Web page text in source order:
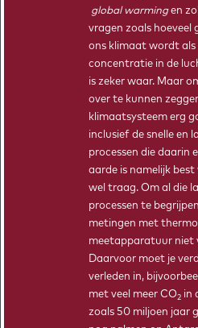
MICHIEL IN ’T ZANDT
Biologie, afgestudeerd in 2014
TIPPING POINT AHEAD IN DE
Bij Tipping Point Ahead horen
kennismaken met klimaatonderzoek,
global warmingen
vragen zoals hoeveel
ons klimaat wordt als
concentratie in de
is zeker waar. Maar
over te kunnen
klimaatsysteem erg
inclusief de snelle en
processen die daarin
aarde is namelijk
wel traag. Om al die
processen te
metingen met
meetapparatuur niet
Daarvoor moet je
verleden in,
met veel meer CO2in
zoals 50 miljoen jaar